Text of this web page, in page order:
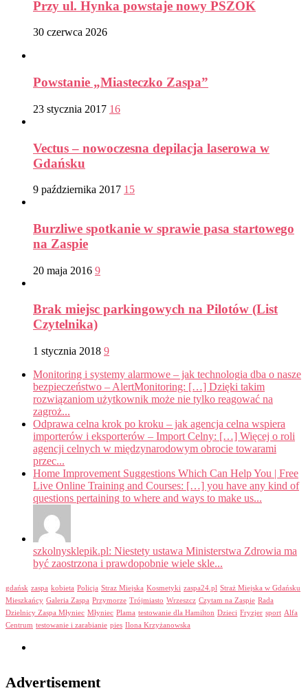
Przy ul. Hynka powstaje nowy PSZOK
30 czerwca 2026
Powstanie „Miasteczko Zaspa”
23 stycznia 2017 16
Vectus – nowoczesna depilacja laserowa w
Gdańsku
9 października 2017 15
Burzliwe spotkanie w sprawie pasa startowego
na Zaspie
20 maja 2016 9
Brak miejsc parkingowych na Pilotów (List
Czytelnika)
1 stycznia 2018 9
Monitoring i systemy alarmowe – jak technologia dba o nasze
bezpieczeństwo – AlertMonitoring: […] Dzięki takim
rozwiązaniom użytkownik może nie tylko reagować na
zagroż...
Odprawa celna krok po kroku – jak agencja celna wspiera
importerów i eksporterów – Import Celny: […] Więcej o roli
agencji celnych w międzynarodowym obrocie towarami
przec...
Home Improvement Suggestions Which Can Help You | Free
Live Online Training and Courses: […] you have any kind of
questions pertaining to where and ways to make us...
szkolnysklepik.pl: Niestety ustawa Ministerstwa Zdrowia ma
być zaostrzona i prawdopobnie wiele skle...
gdańsk zaspa kobieta Policja Straz Miejska Kosmetyki zaspa24.pl Straż Miejska w Gdańsku
Mieszkańcy Galeria Zaspa Przymorze Trójmiasto Wrzeszcz Czytam na Zaspie Rada
Dzielnicy Zaspa Młyniec Młyniec Plama testowanie dla Hamilton Dzieci Fryzjer sport Alfa
Centrum testowanie i zarabianie pies Ilona Krzyżanowska
Advertisement